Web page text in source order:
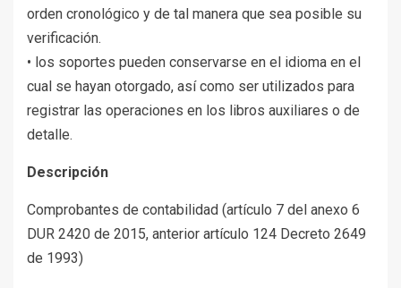
orden cronológico y de tal manera que sea posible su
verificación.
• los soportes pueden conservarse en el idioma en el
cual se hayan otorgado, así como ser utilizados para
registrar las operaciones en los libros auxiliares o de
detalle.
Descripción
Comprobantes de contabilidad (artículo 7 del anexo 6
DUR 2420 de 2015, anterior artículo 124 Decreto 2649
de 1993)